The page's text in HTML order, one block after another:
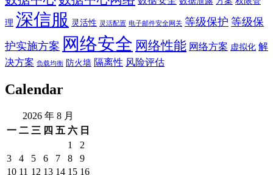
理 深信服 灵活性 灵活配置 电子邮件安全网关 等级保护 等级保
护实施方案 网络安全 网络性能 网络方案 虚拟化 解
决方案 负载均衡 防火墙 隔离性 风险评估
Calendar
2026 年 8 月
一 二 三 四 五 六 日
1
2
3
4 5 6 7 8
9
10 11 12 13 14 15 16